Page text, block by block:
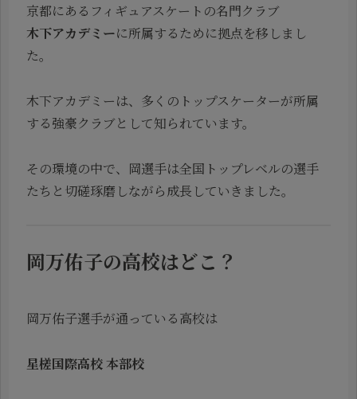
京都にあるフィギュアスケートの名門クラブ
木下アカデミーに所属するために拠点を移しまし
た。
木下アカデミーは、多くのトップスケーターが所属
する強豪クラブとして知られています。
その環境の中で、岡選手は全国トップレベルの選手
たちと切磋琢磨しながら成長していきました。
岡万佑子の高校はどこ？
岡万佑子選手が通っている高校は
星槎国際高校 本部校